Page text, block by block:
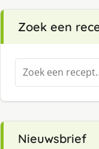
Zoek een
Zoeken
naar:
Nieuwsbrief